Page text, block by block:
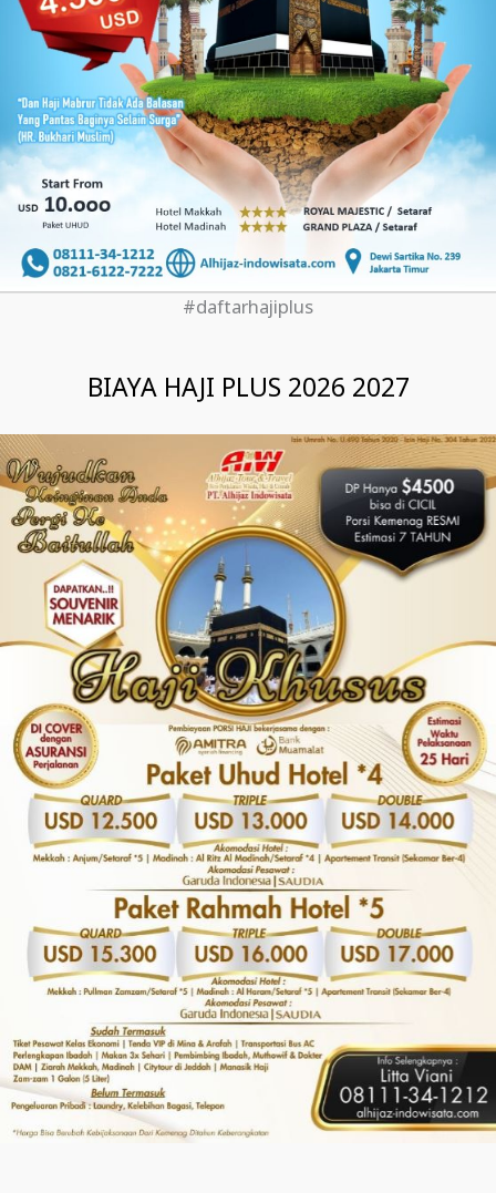
#daftarhajiplus
BIAYA HAJI PLUS 2026 2027